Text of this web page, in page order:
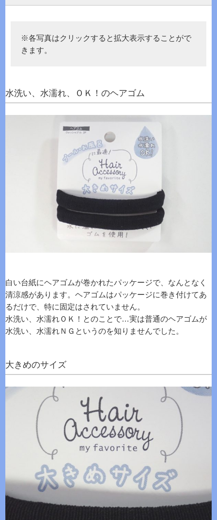
※各写真はクリックすると拡大表示することがで
きます。
水洗い、水濡れ、ＯＫ！のヘアゴム
白い台紙にヘアゴムが巻かれたパッケージで、なんとなく
清涼感があります。ヘアゴムはパッケージに巻き付けてあ
るだけで、特に固定はされていません。
水洗い、水濡れＯＫ！とのことで…実は普通のヘアゴムが
水洗い、水濡れＮＧというのを知りませんでした。
大きめのサイズ